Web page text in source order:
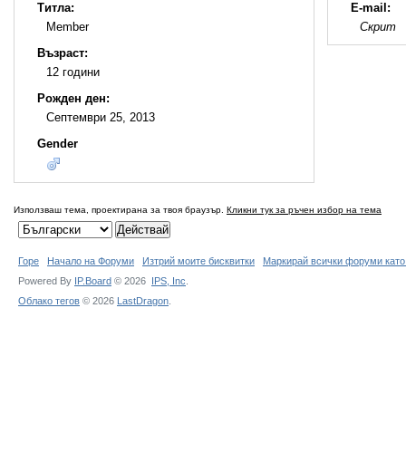
Титла:
Member
Възраст:
12 години
Рожден ден:
Септември 25, 2013
Gender
E-mail:
Скрит
Използваш тема, проектирана за твоя браузър. Кликни тук за ръчен избор на тема
Горе Начало на Форуми Изтрий моите бисквитки
Маркирай всички форуми
Powered By IP.Board © 2026 IPS, Inc
Облако тегов © 2026 LastDragon